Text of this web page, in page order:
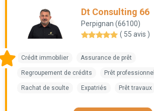
Dt Consulting 66
Perpignan (66100)
( 55 avis )
Crédit immobilier Assurance de prêt
Regroupement de crédits Prêt professionnel
Rachat de soulte Expatriés Prêt travaux